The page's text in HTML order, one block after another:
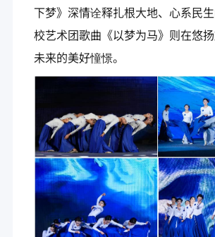
下梦》深情诠释扎根大地、心系民生
校艺术团歌曲《以梦为马》则在悠
未来的美好憧憬。